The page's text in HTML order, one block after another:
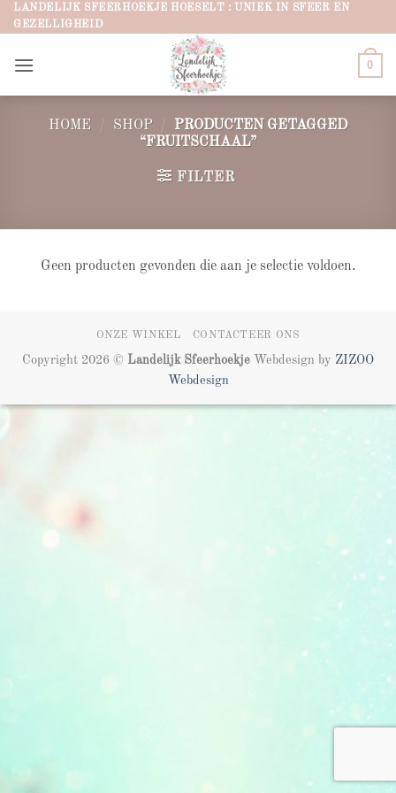
Ga
naar
LANDELIJK SFEERHOEKJE HOESELT : UNIEK IN SFEER EN
GEZELLIGHEID
0
HOME / SHOP /
PRODUCTEN GETAGGED
“FRUITSCHAAL”
FILTER
Geen producten gevonden die aan je selectie voldoen.
ONZE WINKEL CONTACTEER ONS
Copyright 2026 © Landelijk Sfeerhoekje Webdesign by ZIZOO
Webdesign